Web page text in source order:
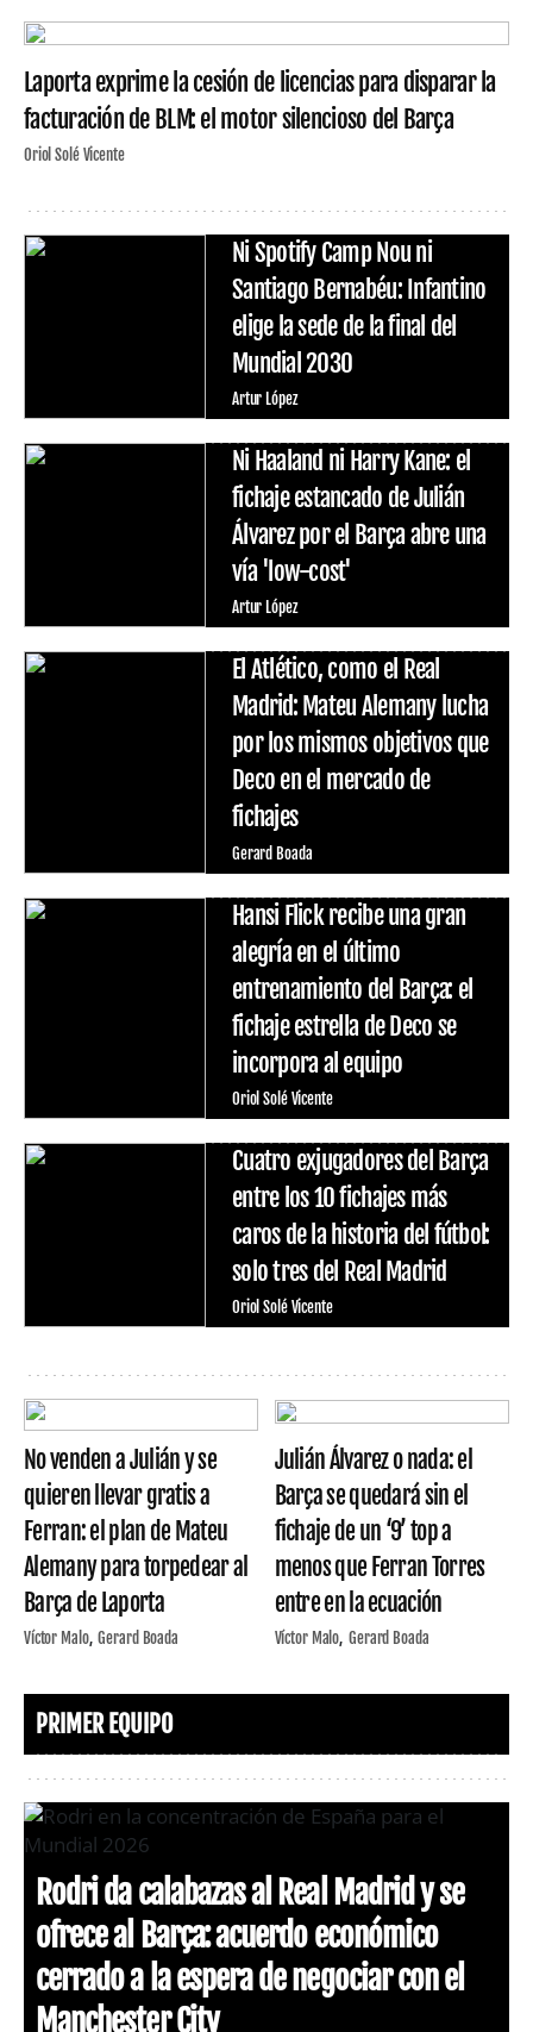
Laporta exprime la cesión de licencias para disparar la
facturación de BLM: el motor silencioso del Barça
Oriol Solé Vicente
Ni Spotify Camp Nou ni
Santiago Bernabéu: Infantino
elige la sede de la final del
Mundial 2030
Artur López
Ni Haaland ni Harry Kane: el
fichaje estancado de Julián
Álvarez por el Barça abre una
vía 'low-cost'
Artur López
El Atlético, como el Real
Madrid: Mateu Alemany lucha
por los mismos objetivos que
Deco en el mercado de
fichajes
Gerard Boada
Hansi Flick recibe una gran
alegría en el último
entrenamiento del Barça: el
fichaje estrella de Deco se
incorpora al equipo
Oriol Solé Vicente
Cuatro exjugadores del Barça
entre los 10 fichajes más
caros de la historia del fútbol:
solo tres del Real Madrid
Oriol Solé Vicente
No venden a Julián y se
quieren llevar gratis a
Ferran: el plan de Mateu
Alemany para torpedear al
Barça de Laporta
Víctor Malo Gerard Boada
Julián Álvarez o nada: el
Barça se quedará sin el
fichaje de un ‘9’ top a
menos que Ferran Torres
entre en la ecuación
Víctor Malo Gerard Boada
PRIMER EQUIPO
Rodri da calabazas al Real Madrid y se
ofrece al Barça: acuerdo económico
cerrado a la espera de negociar con el
Manchester City